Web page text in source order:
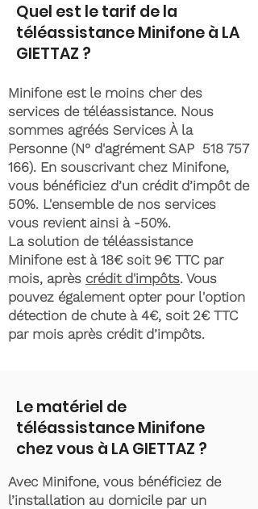
Quel est le tarif de la
téléassistance Minifone à LA
GIETTAZ ?
Minifone est le moins cher des
services de téléassistance. Nous
sommes agréés Services À la
Personne (N° d'agrément SAP 518 757
166). En souscrivant chez Minifone,
vous bénéficiez d’un crédit d’impôt de
50%. L'ensemble de nos services
vous revient ainsi à -50%.
La solution de téléassistance
Minifone est à 18€ soit 9€ TTC par
mois, après crédit d'impôts. Vous
pouvez également opter pour l'option
détection de chute à 4€, soit 2€ TTC
par mois après crédit d’impôts.
Le matériel de
téléassistance Minifone
chez vous à LA GIETTAZ ?
Avec Minifone, vous bénéficiez de
l’installation au domicile par un